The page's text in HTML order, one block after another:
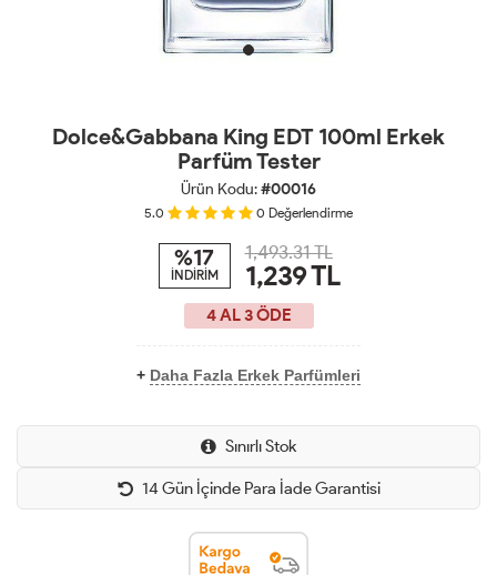
Dolce&Gabbana King EDT 100ml Erkek
Parfüm Tester
Ürün Kodu:#00016
5.0 0 Değerlendirme
%17
İNDİRİM
1,493.31 TL
1,239TL
4 AL 3 ÖDE
+ Daha Fazla Erkek Parfümleri
Sınırlı Stok
14 Gün İçinde Para İade Garantisi